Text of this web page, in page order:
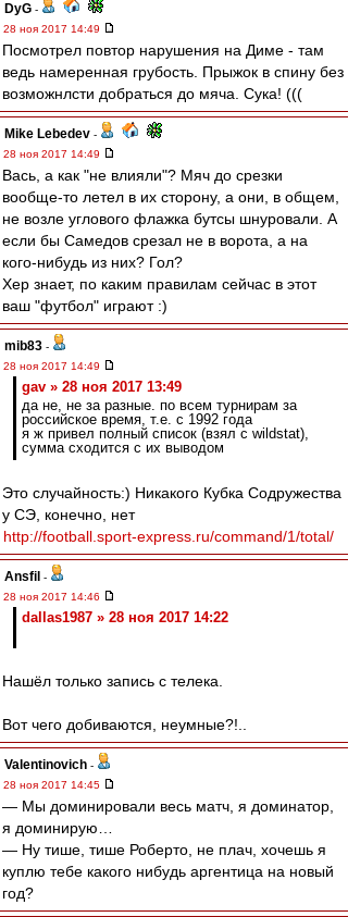
DyG -
28 ноя 2017 14:49
Посмотрел повтор нарушения на Диме - там
ведь намеренная грубость. Прыжок в спину без
возможнлсти добраться до мяча. Сука! (((
Mike Lebedev -
28 ноя 2017 14:49
Вась, а как "не влияли"? Мяч до срезки
вообще-то летел в их сторону, а они, в общем,
не возле углового флажка бутсы шнуровали. А
если бы Самедов срезал не в ворота, а на
кого-нибудь из них? Гол?
Хер знает, по каким правилам сейчас в этот
ваш "футбол" играют :)
mib83 -
28 ноя 2017 14:49
gav » 28 ноя 2017 13:49
да не, не за разные. по всем турнирам за
российское время, т.е. с 1992 года
я ж привел полный список (взял с wildstat),
сумма сходится с их выводом
Это случайность:) Никакого Кубка Содружества
у СЭ, конечно, нет
http://football.sport-express.ru/command/1/total/
Ansfil -
28 ноя 2017 14:46
dallas1987 » 28 ноя 2017 14:22
Нашёл только запись с телека.
Вот чего добиваются, неумные?!..
Valentinovich -
28 ноя 2017 14:45
— Мы доминировали весь матч, я доминатор,
я доминирую…
— Ну тише, тише Роберто, не плач, хочешь я
куплю тебе какого нибудь аргентица на новый
год?